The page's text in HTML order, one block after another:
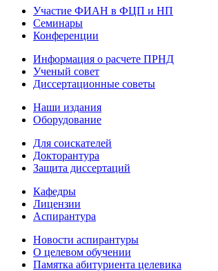
Участие ФИАН в ФЦП и НП
Семинары
Конференции
Информация о расчете ПРНД
Ученый совет
Диссертационные советы
Наши издания
Оборудование
Для соискателей
Докторантура
Защита диссертаций
Кафедры
Лицензии
Аспирантура
Новости аспирантуры
О целевом обучении
Памятка абитуриента целевика